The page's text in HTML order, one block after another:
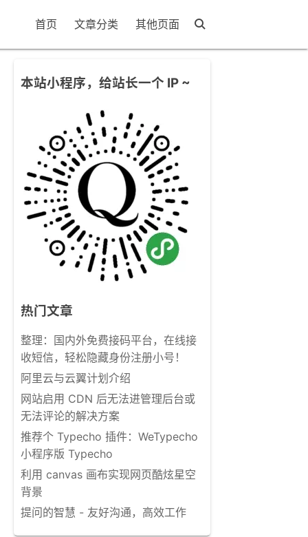
首页 文章分类 其他页面
本站小程序，给站长一个 IP ~
热门文章
整理：国内外免费接码平台，在线接
收短信，轻松隐藏身份注册小号！
阿里云与云翼计划介绍
网站启用 CDN 后无法进管理后台或
无法评论的解决方案
推荐个 Typecho 插件：WeTypecho
小程序版 Typecho
利用 canvas 画布实现网页酷炫星空
背景
提问的智慧 - 友好沟通，高效工作